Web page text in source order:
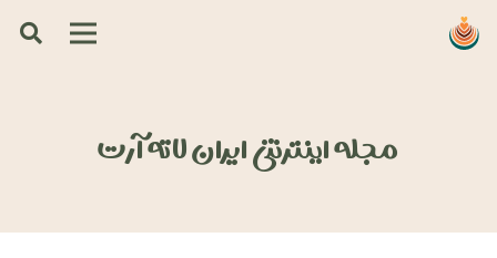
مجله اینترنتی ایران لاته آرت